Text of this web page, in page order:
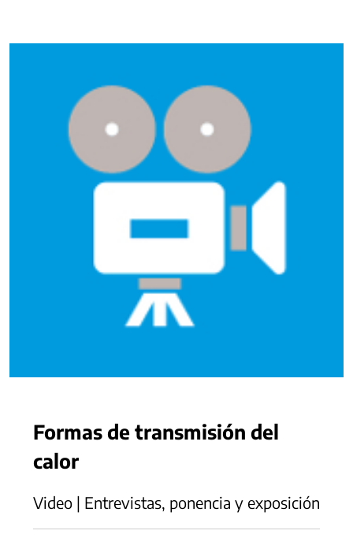
Formas de transmisión del
calor
Video | Entrevistas, ponencia y exposición